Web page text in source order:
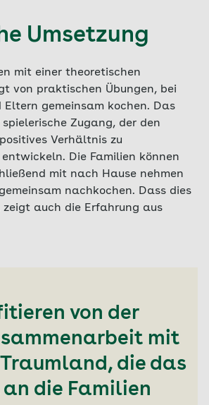
Umsetzung
mit einer theoretischen
von praktischen Übungen, bei
Eltern gemeinsam kochen. Das
spielerische Zugang, der den
Verhältnis zu
Die Familien können
mit nach Hause nehmen
nachkochen. Dass dies
zeigt auch die Erfahrung aus
von der
mit
die das
die Familien